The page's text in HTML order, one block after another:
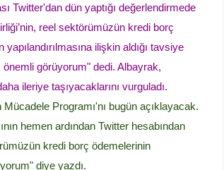
Twitter'dan dün yaptığı değerlendirmede
reel sektörümüzün kredi borç
yapılandırılmasına ilişkin aldığı tavsiye
önemli görüyorum" dedi. Albayrak,
ileriye taşıyacaklarını vurguladı.
Programı'nı bugün açıklayacak.
hemen ardından Twitter hesabından
kredi borç ödemelerinin
diye yazdı.